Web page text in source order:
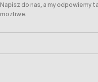
Napisz do nas, a my odpowiemy
możliwe.